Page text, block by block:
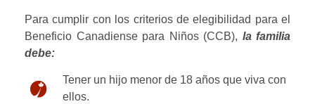
Para cumplir con los criterios de elegibilidad para el
Beneficio Canadiense para Niños (CCB), la familia
debe:
Tener un hijo menor de 18 años que viva con
ellos.